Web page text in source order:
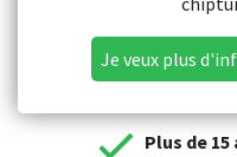
Je veux plus
Plus de